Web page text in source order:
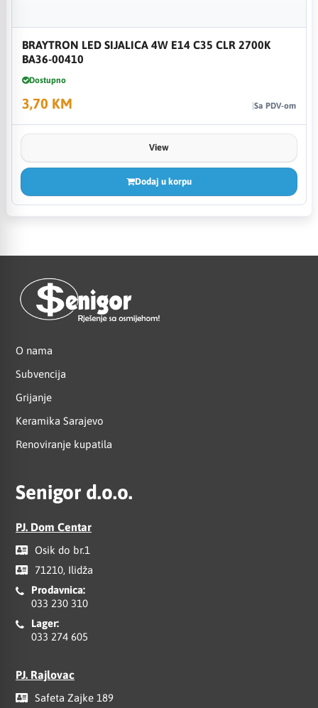
BRAYTRON LED SIJALICA 4W E14 C35 CLR 2700K
BA36-00410
Dostupno
3,70 KM Sa PDV-om
View
Dodaj u korpu
O nama
Subvencija
Grijanje
Keramika Sarajevo
Renoviranje kupatila
Senigor d.o.o.
PJ. Dom Centar
Osik do br.1
71210, Ilidža
Prodavnica:
033 230 310
Lager:
033 274 605
PJ. Rajlovac
Safeta Zajke 189